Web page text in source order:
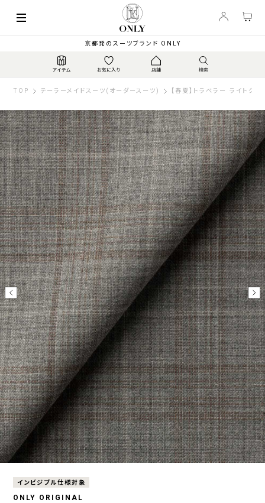
京都発のスーツブランド ONLY
TOP テーラーメイドスーツ(オーダースーツ) 【春夏】トラベラー ライトグレ
インビジブル仕様対象
ONLY ORIGINAL